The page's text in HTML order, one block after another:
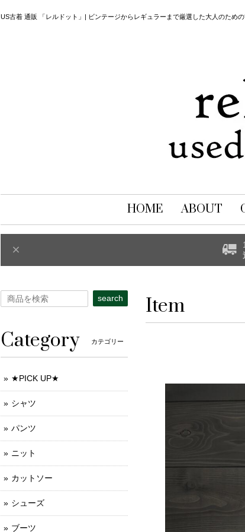
US古着 通販 「レルドット」| ビンテージからレギュラーまで厳選した大人のため
HOME ABOUT
Item
search
Category カテゴリー
★PICK UP★
シャツ
パンツ
ニット
カットソー
シューズ
ブーツ